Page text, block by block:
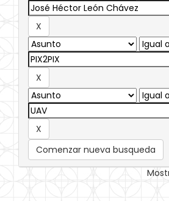
Comenzar nueva busqueda